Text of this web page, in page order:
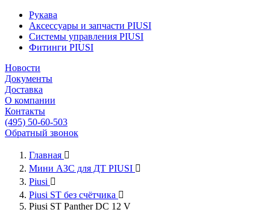
Рукава
Аксессуары и запчасти PIUSI
Системы управления PIUSI
Фитинги PIUSI
Новости
Документы
Доставка
О компании
Контакты
(495) 50-60-503
Обратный звонок
Главная 
Мини АЗС для ДТ PIUSI 
Piusi 
Piusi ST без счётчика 
Piusi ST Panther DC 12 V